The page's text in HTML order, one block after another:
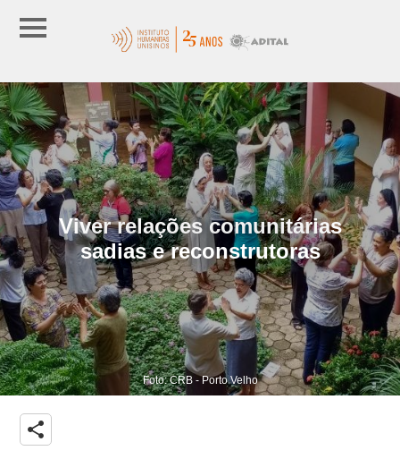
Viver relações comunitárias
sadias e reconstrutoras
Foto: CRB - Porto Velho
share